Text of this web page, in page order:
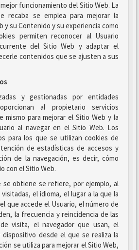
funcionamiento del Sitio Web. La
recaba se emplea para mejorar la
y su Contenido y su experiencia como
permiten reconocer al Usuario
del Sitio Web y adaptar el
contenidos que se ajusten a sus
y gestionadas por entidades
al propietario servicios
mismo para mejorar el Sitio Web y la
al navegar en el Sitio Web. Los
para los que se utilizan cookies de
de estadísticas de accesos y
de la navegación, es decir, cómo
con el Sitio Web.
se obtiene se refiere, por ejemplo, al
el idioma, el lugar a la que la
que accede el Usuario, el número de
la frecuencia y reincidencia de las
visita, el navegador que usan, el
desde el que se realiza la
se utiliza para mejorar el Sitio Web,